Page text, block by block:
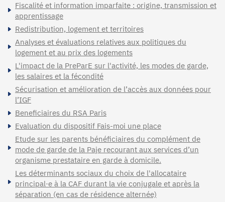
Fiscalité et information imparfaite : origine, transmission et
apprentissage
Redistribution, logement et territoires
Analyses et évaluations relatives aux politiques du
logement et au prix des logements
L'impact de la PreParE sur l'activité, les modes de garde,
les salaires et la fécondité
Sécurisation et amélioration de l’accès aux données pour
l’IGF
Beneficiaires du RSA Paris
Evaluation du dispositif Fais-moi une place
Etude sur les parents bénéficiaires du complément de
mode de garde de la Paje recourant aux services d’un
organisme prestataire en garde à domicile.
Les déterminants sociaux du choix de l'allocataire
principal·e à la CAF durant la vie conjugale et après la
séparation (en cas de résidence alternée)